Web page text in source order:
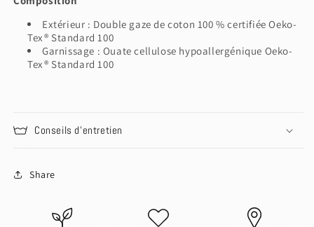
Login to save your design
Extérieur : Double gaze de coton 100 % certifiée Oeko-
Tex® Standard 100
Garnissage : Ouate cellulose hypoallergénique Oeko-
Tex® Standard 100
Conseils d'entretien
Share